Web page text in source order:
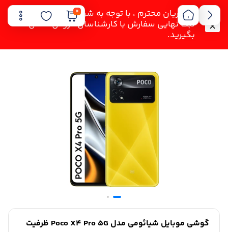
مشتریان محترم ، با توجه به شرایط فعلی لطفا قبل از
ثبت نهایی سفارش با کارشناسان فروش تماس
بگیرید.
0
گوشی موبایل شیائومی مدل Poco X4 Pro 5G ظرفیت